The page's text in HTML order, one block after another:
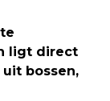
ligt direct
bossen,